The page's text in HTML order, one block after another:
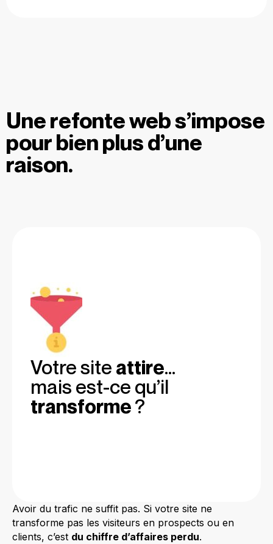
Une refonte web s’impose
pour bien plus d’une
raison.
Votre site attire…
mais est-ce qu’il
transforme?
Avoir du trafic ne suffit pas. Si votre site ne
transforme pas les visiteurs en prospects ou en
clients, c’est du chiffre d’affaires perdu.